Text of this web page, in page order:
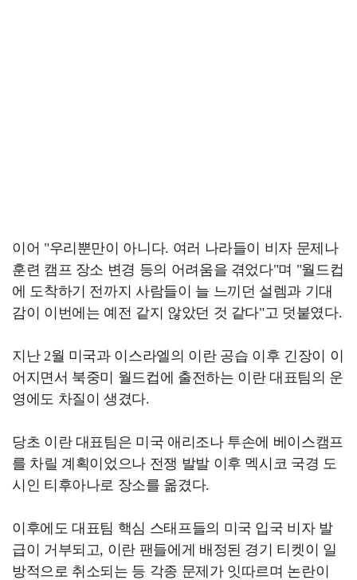
이어 "우리뿐만이 아니다. 여러 나라들이 비자 문제나
훈련 캠프 장소 변경 등의 어려움을 겪었다"며 "월드컵
에 도착하기 전까지 사람들이 늘 느끼던 설렘과 기대
감이 이번에는 예전 같지 않았던 것 같다"고 덧붙였다.
지난 2월 미국과 이스라엘의 이란 공습 이후 긴장이 이
어지면서 북중미 월드컵에 출전하는 이란 대표팀의 운
영에도 차질이 생겼다.
당초 이란 대표팀은 미국 애리조나 투손에 베이스캠프
를 차릴 계획이었으나 전쟁 발발 이후 멕시코 국경 도
시인 티후아나로 장소를 옮겼다.
이후에도 대표팀 핵심 스태프들의 미국 입국 비자 발
급이 거부되고, 이란 팬들에게 배정된 경기 티켓이 일
방적으로 취소되는 등 각종 문제가 잇따르며 논란이